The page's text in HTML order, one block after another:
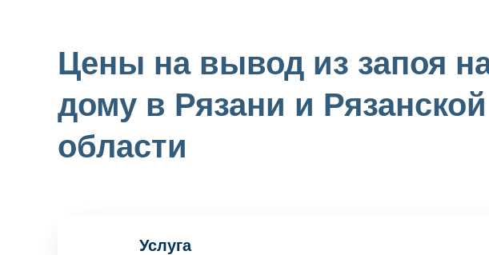
Цены на вывод из запоя
дому в Рязани и Рязанской
области
Услуга